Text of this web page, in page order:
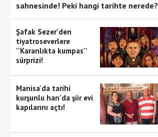
sahnesinde! Peki hangi tarihte nerede?
Şafak Sezer'den
tiyatroseverlere
''Karanlıkta kumpas''
sürprizi!
Manisa'da tarihi
kurşunlu han'da şiir evi
kapılarını açtı!